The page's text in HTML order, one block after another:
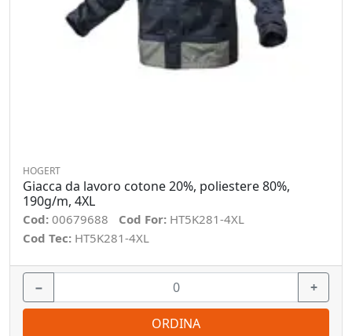
HOGERT
Giacca da lavoro cotone 20%, poliestere 80%,
190g/m, 4XL
Cod: 00679688 Cod For: HT5K281-4XL
Cod Tec: HT5K281-4XL
− +
ORDINA